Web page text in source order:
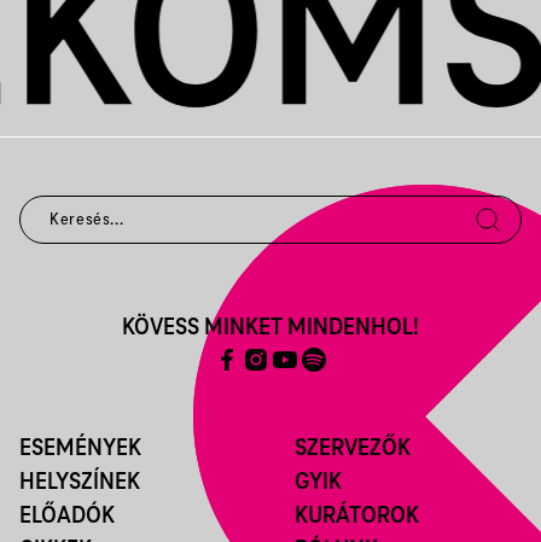
ESEMÉNYEK
HELYSZÍNEK
ELŐADÓK
SZERVEZŐK
GYIK
KURÁTOROK
KÖVESS MINKET MINDENHOL!